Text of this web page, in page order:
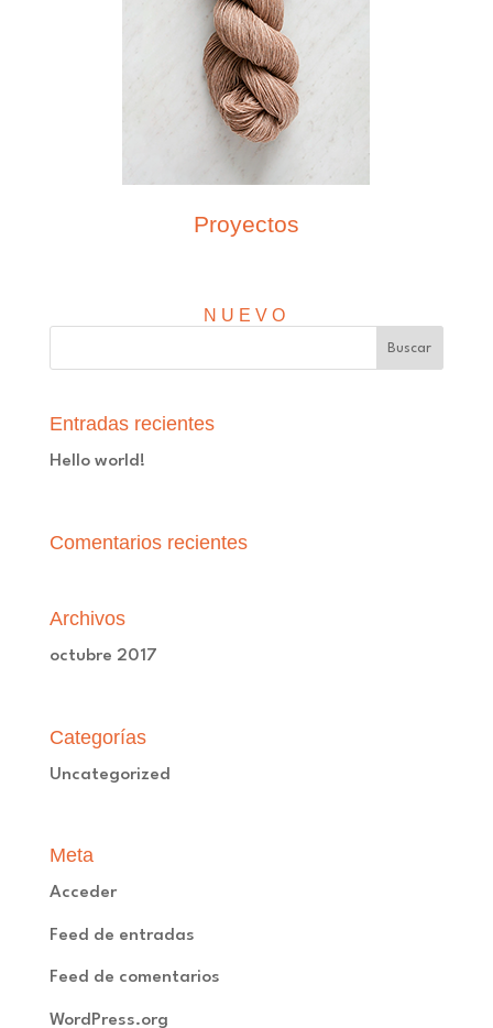
Proyectos
NUEVO
Entradas recientes
Hello world!
Comentarios recientes
Archivos
octubre 2017
Categorías
Uncategorized
Meta
Acceder
Feed de entradas
Feed de comentarios
WordPress.org